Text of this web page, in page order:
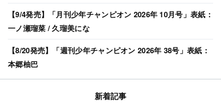
【9/4発売】「月刊少年チャンピオン 2026年 10月号」表紙：
一ノ瀬瑠菜 / 久瑠美にな
【8/20発売】「週刊少年チャンピオン 2026年 38号」表紙：
本郷柚巴
新着記事